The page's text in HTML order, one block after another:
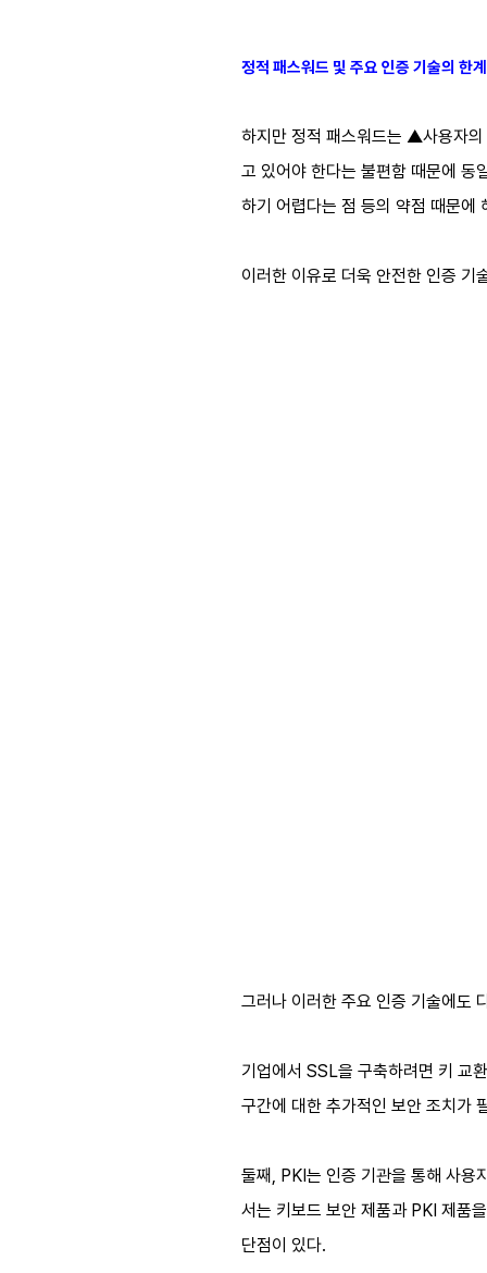
정적 패스워드 및 주요 인증 기술의 한계
하지만 정적 패스워드는 ▲사용자
고 있어야 한다는 불편함 때문에 동
하기 어렵다는 점 등의 약점 때문에
이러한 이유로 더욱 안전한 인증
그러나 이러한 주요 인증 기술에도
기업에서 SSL을 구축하려면 키 교
구간에 대한 추가적인 보안 조치가
둘째, PKI는 인증 기관을 통해 사용
서는 키보드 보안 제품과 PKI 제품
단점이 있다.